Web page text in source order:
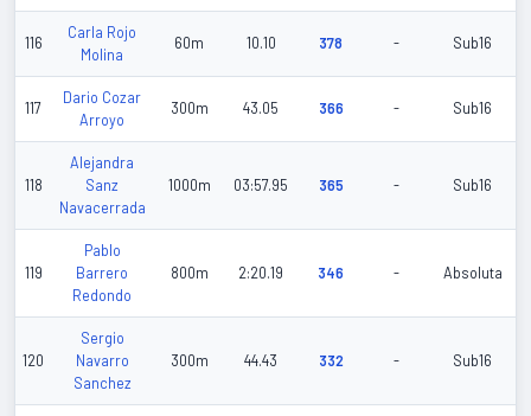
116
Carla Rojo
Molina
60m 10.10 378 - Sub16
117
Dario Cozar
Arroyo
300m 43.05 366 - Sub16
118
Alejandra
Sanz
Navacerrada
1000m 03:57.95 365 - Sub16
119
Pablo
Barrero
Redondo
800m 2:20.19 346 - Absoluta
120
Sergio
Navarro
Sanchez
300m 44.43 332 - Sub16